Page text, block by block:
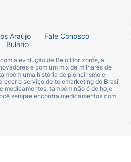
Em caso de funcionamento
Palmitate (Palmitato de
(Triglicerídeo Caprílico/
Gratissima Oil (Óleo de
Tocopherol (Tocoferol),
(Álcool Benzílico).
Araujo
Fale Conosco
Bulário
a evolução de Belo Horizonte, a
e com um mix de milhares de
uma história de pioneirismo e
o serviço de telemarketing do Brasil
medicamentos, também não é de hoje
sempre encontra medicamentos com